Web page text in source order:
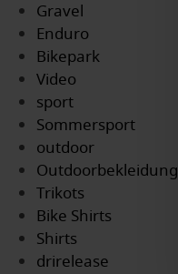
Gravel
Enduro
Bikepark
Video
sport
Sommersport
outdoor
Outdoorbekleidung
Trikots
Bike Shirts
Shirts
drirelease